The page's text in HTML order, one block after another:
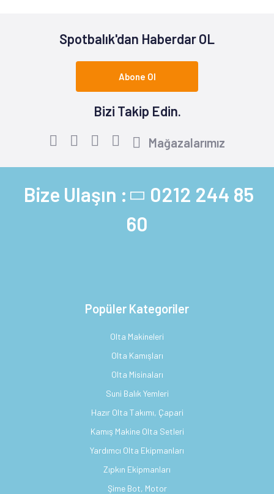
Spotbalık'dan Haberdar OL
Abone Ol
Bizi Takip Edin.
Mağazalarımız
Bize Ulaşın : 0212 244 85
60
Popüler Kategoriler
Olta Makineleri
Olta Kamışları
Olta Misinaları
Suni Balık Yemleri
Hazır Olta Takımı, Çapari
Kamış Makine Olta Setleri
Yardımcı Olta Ekipmanları
Zıpkın Ekipmanları
Şime Bot, Motor